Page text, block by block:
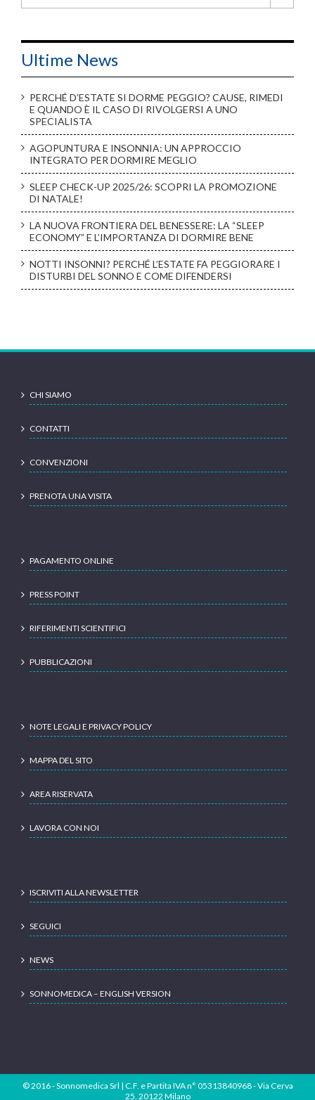
Ultime News
PERCHÉ D’ESTATE SI DORME PEGGIO? CAUSE, RIMEDI
E QUANDO È IL CASO DI RIVOLGERSI A UNO
SPECIALISTA
AGOPUNTURA E INSONNIA: UN APPROCCIO
INTEGRATO PER DORMIRE MEGLIO
SLEEP CHECK-UP 2025/26: SCOPRI LA PROMOZIONE
DI NATALE!
LA NUOVA FRONTIERA DEL BENESSERE: LA “SLEEP
ECONOMY” E L’IMPORTANZA DI DORMIRE BENE
NOTTI INSONNI? PERCHÉ L’ESTATE FA PEGGIORARE I
DISTURBI DEL SONNO E COME DIFENDERSI
CHI SIAMO
CONTATTI
CONVENZIONI
PRENOTA UNA VISITA
PAGAMENTO ONLINE
PRESS POINT
RIFERIMENTI SCIENTIFICI
PUBBLICAZIONI
NOTE LEGALI E PRIVACY POLICY
MAPPA DEL SITO
AREA RISERVATA
LAVORA CON NOI
ISCRIVITI ALLA NEWSLETTER
SEGUICI
NEWS
SONNOMEDICA – ENGLISH VERSION
© 2016 - Sonnomedica Srl | C.F. e Partita IVA n° 05313840968 - Via Cerva
25, 20122 Milano